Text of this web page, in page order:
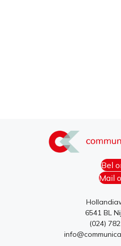
Bel
Mail
6541 BL
(024)